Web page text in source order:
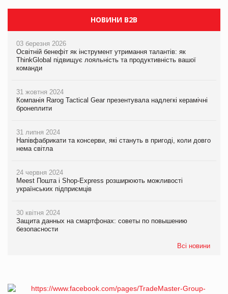
НОВИНИ B2B
03 березня 2026
Освітній бенефіт як інструмент утримання талантів: як
ThinkGlobal підвищує лояльність та продуктивність вашої
команди
31 жовтня 2024
Компанія Rarog Tactical Gear презентувала надлегкі керамічні
бронеплити
31 липня 2024
Напівфабрикати та консерви, які стануть в пригоді, коли довго
нема світла
24 червня 2024
Meest Пошта і Shop-Express розширюють можливості
українських підприємців
30 квітня 2024
Защита данных на смартфонах: советы по повышению
безопасности
Всі новини